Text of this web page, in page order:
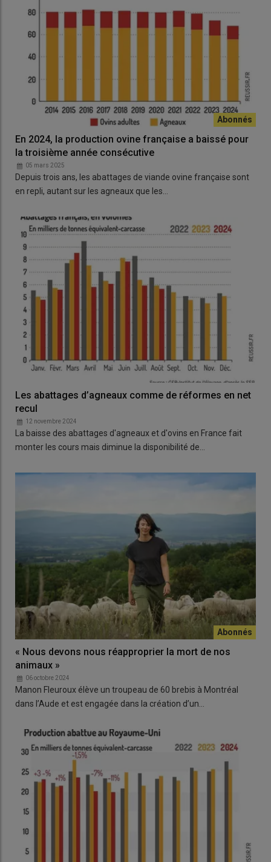
En 2024, la production ovine française a baissé pour
la troisième année consécutive
05 mars 2025
Depuis trois ans, les abattages de viande ovine française sont
en repli, autant sur les agneaux que les…
Les abattages d’agneaux comme de réformes en net
recul
12 novembre 2024
La baisse des abattages d'agneaux et d'ovins en France fait
monter les cours mais diminue la disponibilité de…
« Nous devons nous réapproprier la mort de nos
animaux »
06 octobre 2024
Manon Fleuroux élève un troupeau de 60 brebis à Montréal
dans l’Aude et est engagée dans la création d’un…